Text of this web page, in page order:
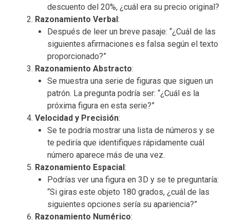
descuento del 20%, ¿cuál era su precio original?
Razonamiento Verbal:
Después de leer un breve pasaje: “¿Cuál de las
siguientes afirmaciones es falsa según el texto
proporcionado?”
Razonamiento Abstracto:
Se muestra una serie de figuras que siguen un
patrón. La pregunta podría ser: “¿Cuál es la
próxima figura en esta serie?”
Velocidad y Precisión:
Se te podría mostrar una lista de números y se
te pediría que identifiques rápidamente cuál
número aparece más de una vez.
Razonamiento Espacial:
Podrías ver una figura en 3D y se te preguntaría:
“Si giras este objeto 180 grados, ¿cuál de las
siguientes opciones sería su apariencia?”
Razonamiento Numérico: